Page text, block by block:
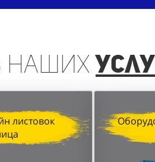
наших
листовок